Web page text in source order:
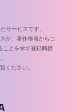
サービスです。
が、著作権者からコ
ことを示す登録商標
ください。